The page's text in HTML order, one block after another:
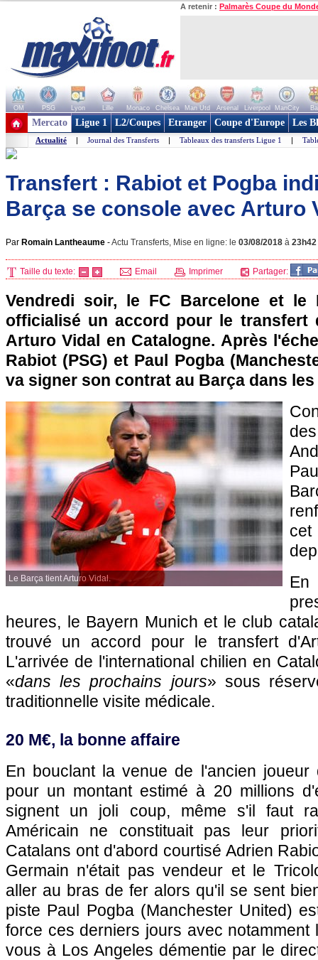
A retenir : Palmarès Coupe du
OM PSG Lyon Lille Monaco Chelsea Man Utd Arsenal Liverpool ManCity
+ de clubs
Mercato Ligue 1 L2/Coupes Etranger Coupe d'Europe Les
Actualité | Journal des Transferts | Tableaux des transferts Ligue 1 |
Transfert : Rabiot et Pogba
Barça se console avec Arturo
Par Romain Lantheaume -Actu Transferts, Mise en ligne: le 03/08/2018 à 23h42
Taille du texte: Email Imprimer Partager:
Vendredi soir, le FC Barcelone et le
officialisé un accord pour le transfert
Arturo Vidal en Catalogne. Après
Rabiot (PSG) et Paul Pogba
va signer son contrat au Barça dans
Le Barça tient Arturo Vidal.
cet
heures, le Bayern Munich et le club
trouvé un accord pour le transfert
L'arrivée de l'international chilien en
«dans les prochains jours» sous
traditionnelle visite médicale.
20 M€, la bonne affaire
En bouclant la venue de l'ancien joueur
pour un montant estimé à 20 millions
signent un joli coup, même s'il faut
Américain ne constituait pas leur
Catalans ont d'abord courtisé Adrien
Germain n'était pas vendeur et le
aller au bras de fer alors qu'il se sent
piste Paul Pogba (Manchester United)
force ces derniers jours avec notamment
vous à Los Angeles démentie par le